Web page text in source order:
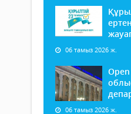
06 тамыз 2026 ж.
06 тамыз 2026 ж.